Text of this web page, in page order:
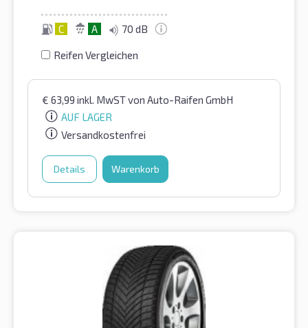
C A 70 dB
Reifen Vergleichen
€ 63,99 inkl. MwSTvon Auto-Raifen GmbH
AUF LAGER
Versandkostenfrei
Details Warenkorb